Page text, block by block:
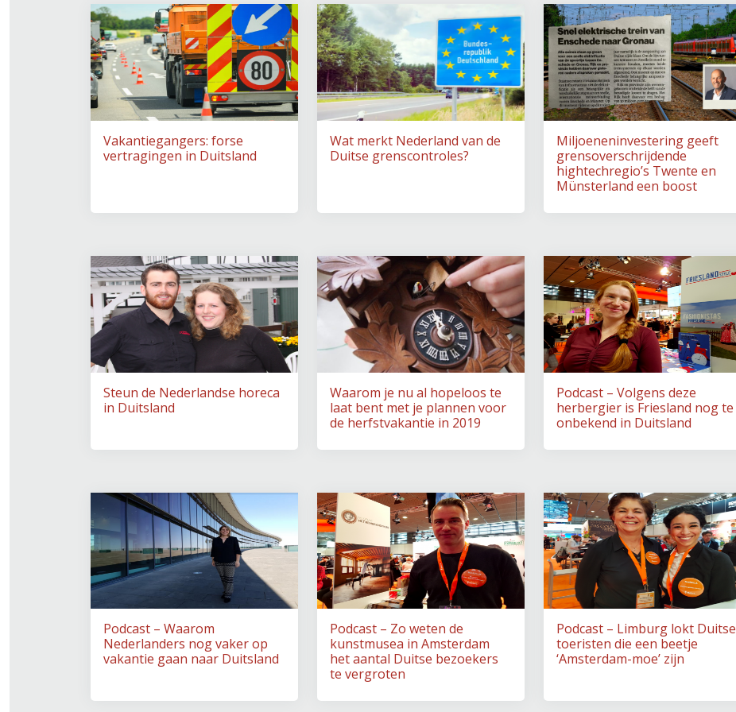
Vakantiegangers: forse
vertragingen in Duitsland
Wat merkt Nederland van de
Duitse grenscontroles?
Miljoeneninvestering geeft
grensoverschrijdende
hightechregio’s Twente en
Münsterland een boost
Steun de Nederlandse horeca
in Duitsland
Waarom je nu al hopeloos te
laat bent met je plannen voor
de herfstvakantie in 2019
Podcast – Volgens deze
herbergier is Friesland nog te
onbekend in Duitsland
Podcast – Waarom
Nederlanders nog vaker op
vakantie gaan naar Duitsland
Podcast – Zo weten de
kunstmusea in Amsterdam
het aantal Duitse bezoekers
te vergroten
Podcast – Limburg lokt Duitse
toeristen die een beetje
‘Amsterdam-moe’ zijn